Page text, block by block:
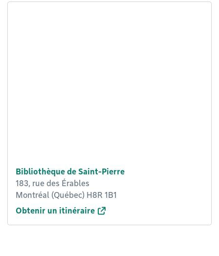
Bibliothèque de Saint-Pierre
183, rue des Érables
Montréal (Québec) H8R 1B1
Obtenir un itinéraire